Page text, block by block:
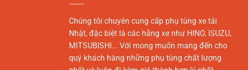
Chúng tôi chuyên cung cấp phụ tùng xe tải
Nhật, đặc biệt là các hãng xe như HINO, ISUZU,
MITSUBISHI... Với mong muốn mang đến cho
quý khách hàng những phụ tùng chất lượng